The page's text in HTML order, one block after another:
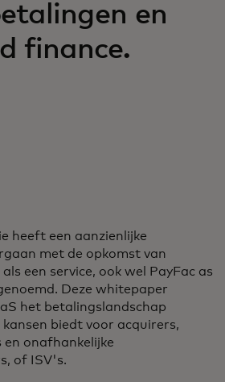
en
finance.
heeft een aanzienlijke
met de opkomst van
een service, ook wel PayFac as
Deze whitepaper
het betalingslandschap
biedt voor acquirers,
onafhankelijke
of ISV's.